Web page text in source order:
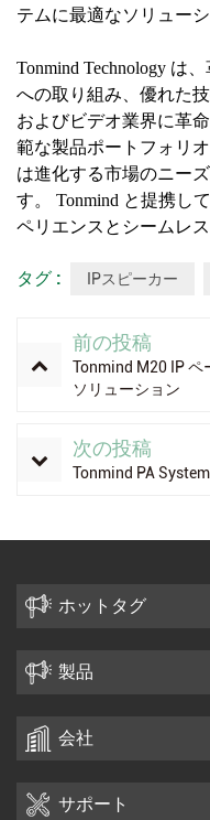
テムに最適なソリューシ
Tonmind Technology は
への取り組み、優れた
およびビデオ業界に革
範な製品ポートフォリ
は進化する市場のニー
す。 Tonmind と提携し
ペリエンスとシームレ
タグ : IPスピーカー
前の投稿
Tonmind M20 IP ペ
ソリューション
次の投稿
Tonmind PA
ホットタグ
製品
会社
サポート